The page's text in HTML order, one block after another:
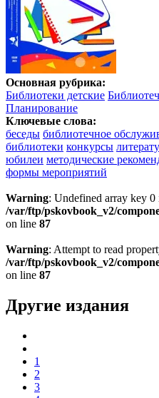
Основная рубрика:
Библиотеки детские
Планирование
Ключевые слова:
беседы библиотечное
библиотеки конкурсы
юбилеи методические
формы мероприятий
Warning: Undefined array key 0
/var/ftp/pskovbook_v2/
on line 87
Warning: Attempt to read
/var/ftp/pskovbook_v2/
on line 87
Другие издания
1
2
3